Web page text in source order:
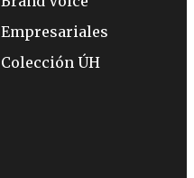
Empresariales
Colección ÚH